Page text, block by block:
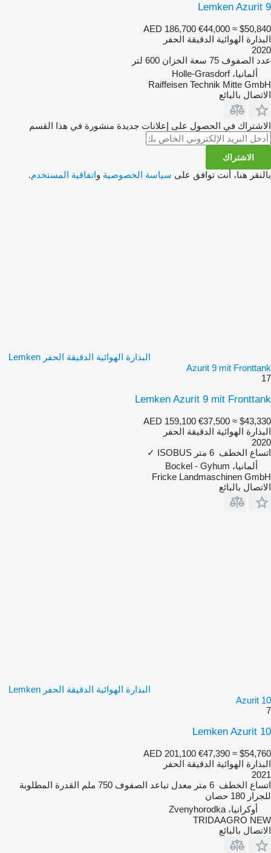
Lemken Azurit 9
AED 186,700 €44,000 ≈ $50,840
البذارة الهوائية الدقيقة الحفر
2020
عدد الصفوف 75 سعة الخزان 600 لتر
ألمانيا، Holle-Grasdorf
Raiffeisen Technik Mitte GmbH
الاتصال بالبائع
الاشتراك في الحصول على إعلانات جديدة منشورة في هذا القسم
الاشتراك
بالنقر هنا، أنت توافق على سياسة الخصوصية واتفاقية المستخدم.
البذارة الهوائية الدقيقة الحفر Lemken
Azurit 9 mit Fronttank
17
Lemken Azurit 9 mit Fronttank
AED 159,100 €37,500 ≈ $43,330
البذارة الهوائية الدقيقة الحفر
2020
اتساع الخطف 6 متر ISOBUS
✓
ألمانيا، Bockel - Gyhum
Fricke Landmaschinen GmbH
الاتصال بالبائع
البذارة الهوائية الدقيقة الحفر Lemken
Azurit 10
7
Lemken Azurit 10
AED 201,100 €47,390 ≈ $54,760
البذارة الهوائية الدقيقة الحفر
2021
اتساع الخطف 6 متر معدل تباعد الصفوف 750 ملم
القدرة المطلوبة
للجرار 180 حصان
أوكرانيا، Zvenyhorodka
TRIDAAGRO NEW
الاتصال بالبائع